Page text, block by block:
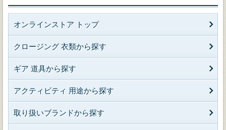
オンラインストア トップ
クロージング 衣類から探す
ギア 道具から探す
アクティビティ 用途から探す
取り扱いブランドから探す